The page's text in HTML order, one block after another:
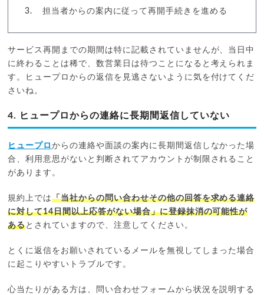
担当者からの案内に従って再開手続きを進める
サービス再開までの期間は特に記載されていませんが、当日中
に終わることは稀で、数営業日は待つことになると考えられま
す。ヒュープロからの返信を見逃さないように気を付けてくだ
さいね。
4. ヒュープロからの連絡に長期間返信していない
ヒュープロからの連絡や面談の案内に長期間返信しなかった場
合、利用意思がないと判断されてアカウントが制限されること
があります。
規約上では「当社からの問い合わせその他の回答を求める連絡
に対して14日間以上応答がない場合」に登録抹消の可能性が
あるとされていますので、注意してください。
とくに返信をお願いされているメールを無視してしまった場合
に起こりやすいトラブルです。
心当たりがある方は、問い合わせフォームから状況を説明する